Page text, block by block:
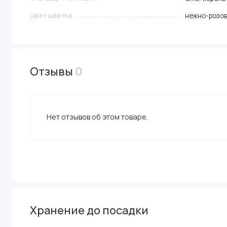
Цвет цветка нежно-
Отзывы 0
Нет отзывов об этом товаре.
Хранение до посадки